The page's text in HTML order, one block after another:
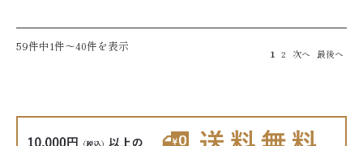
59件中1件〜40件を表示 1 2 次へ 最後へ